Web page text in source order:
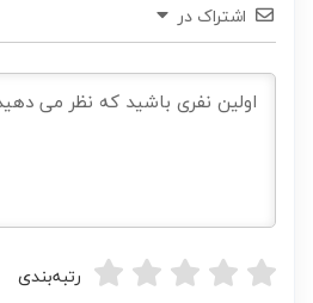
اشتراک در
رتبه‌بندی